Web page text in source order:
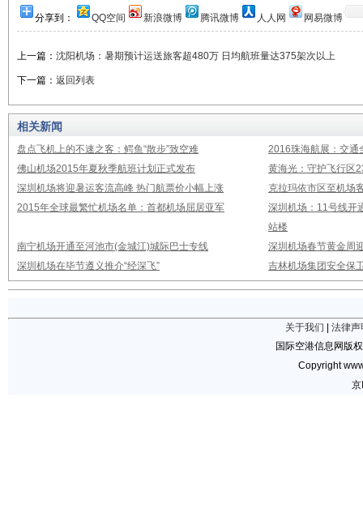
分享到： QQ空间 新浪微博 腾讯微博 人人网 网易微博
上一篇： 沈阳机场：暑期预计运送旅客超480万 日均航班量达375架次以上
下一篇： 返回列表
相关新闻
盘点飞机上的不速之客：鳄鱼“散步”致空难
2016珠海航展：交通
佛山机场2015年夏秋季航班计划正式发布
黄海光：守护飞行区
深圳机场将迎暑运客流高峰 热门航票价小幅上涨
克拉玛依市区至机场
2015年全球最繁忙机场名单：首都机场屈居亚军
深圳机场：11号线开
站楼
南宁机场开通至河池市(金城江)城际巴士专线
深圳机场春节黄金周
深圳机场在毕节遵义推介“经深飞”
吉林机场集团安全保
关于我们
法律声
国际空港信息网版
Copyright